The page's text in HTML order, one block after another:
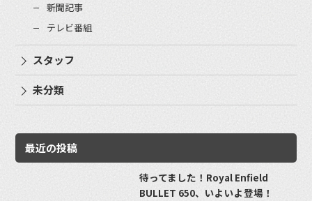
新聞記事
テレビ番組
スタッフ
未分類
最近の投稿
待ってました！Royal Enfield
BULLET 650、いよいよ登場！